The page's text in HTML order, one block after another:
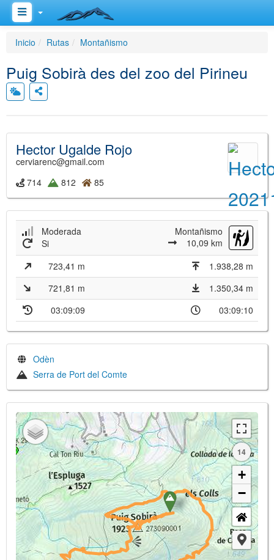
Inicio Rutas Montañismo
Puig Sobirà des del zoo del Pirineu
Hector Ugalde Rojo
cerviarenc@gmail.com
714
812 85
Moderada
Montañismo
10,09 km
Si
723,41 m
1.938,28 m
721,81 m
1.350,34 m
03:09:09
03:09:10
Odèn
Serra de Port del Comte
14
+
−